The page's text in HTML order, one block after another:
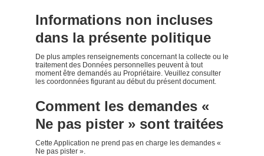
Informations non incluses
dans la présente politique
De plus amples renseignements concernant la collecte ou le
traitement des Données personnelles peuvent à tout
moment être demandés au Propriétaire. Veuillez consulter
les coordonnées figurant au début du présent document.
Comment les demandes «
Ne pas pister » sont traitées
Cette Application ne prend pas en charge les demandes «
Ne pas pister ».